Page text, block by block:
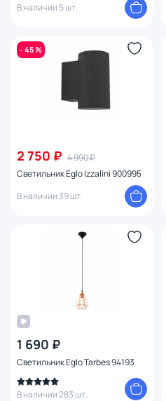
В наличии 5 шт.
- 45 %
2 750 ₽ 4 990 ₽
Светильник Eglo Izzalini 900995
В наличии 39 шт.
1 690 ₽
Светильник Eglo Tarbes 94193
В наличии 283 шт.